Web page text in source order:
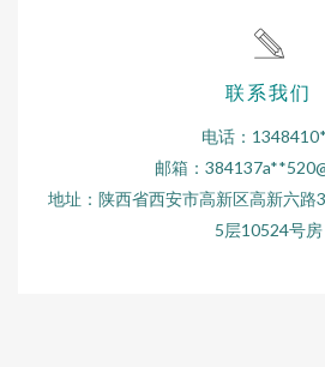
联系我们
电话：
邮箱：384137a**
地址：陕西省西安市高新区高新六路
5层10524号房